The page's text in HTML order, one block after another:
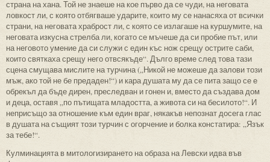
страна на хана. Той не знаеше на кое първо да се чуди, на неговата
ловкост ли, с която отбягваше ударите, които му се нанасяха от всички
страни, на неговата храброст ли, с която се излагаше на куршумите, на
неговата изкусна стрелба ли, когато се мъчеше да си пробие път, или
на неговото умение да си служи с един къс нож срещу острите саби,
които святкаха срещу него отвсякъде“. Дълго време след това тази
сцена смущава мислите на турчина („Никой не можеше да залови този
мъж, ако той не бе предаден!“) и кара душата му да се пита защо се е
обрекъл да бъде дирен, преследван и гонен и, вместо да създава дом
и деца, оставя „по пътищата младостта, а живота си на бесилото!“. И
неприсъщо за отношение към един враг, някакъв непознат досега глас
в душата на същият този турчин с огорчение и болка констатира: „Язък
за тебе!“.
Кулминацията в митологизирането на образа на Левски идва във